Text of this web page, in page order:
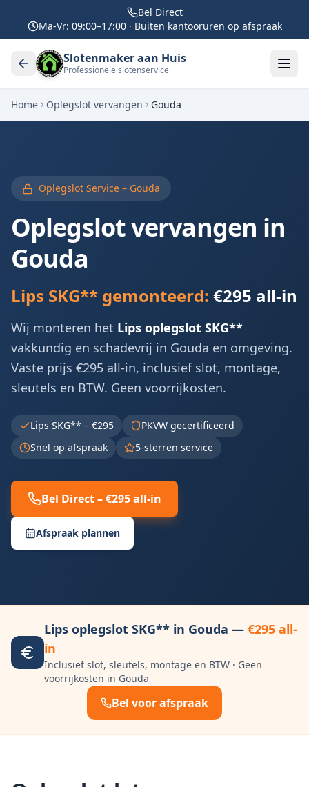
Bel Direct
Ma-Vr: 09:00–17:00 · Buiten kantooruren op afspraak
Slotenmaker aan Huis
Professionele slotenservice
Home Oplegslot vervangen Gouda
Oplegslot Service – Gouda
Oplegslot vervangen in
Gouda
Lips SKG** gemonteerd: €295 all-in
Wij monteren het Lips oplegslot SKG**
vakkundig en schadevrij in Gouda en omgeving.
Vaste prijs €295 all-in, inclusief slot, montage,
sleutels en BTW. Geen voorrijkosten.
Lips SKG** – €295
PKVW gecertificeerd
Snel op afspraak
5-sterren service
Bel Direct – €295 all-in
Afspraak plannen
Lips oplegslot SKG** in Gouda — €295 all-
in
Inclusief slot, sleutels, montage en BTW · Geen
voorrijkosten in Gouda
Bel voor afspraak